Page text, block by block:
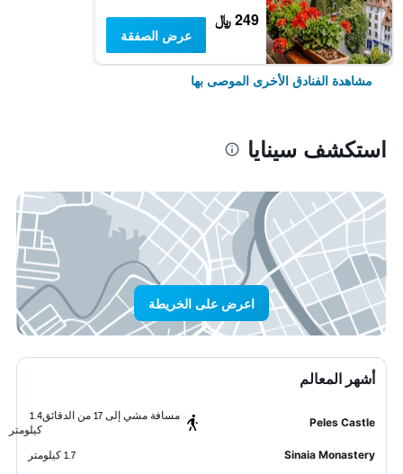
249 ﷼
عرض الصفقة
مشاهدة الفنادق الأخرى الموصى بها
استكشف سينايا
اعرض على الخريطة
أشهر المعالم
Peles Castle
مسافة مشي إلى 17 من الدقائق
1.4
كيلومتر
Sinaia Monastery
1.7 كيلومتر